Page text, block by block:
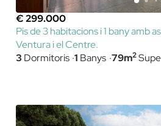
€ 299.000
Pis de 3 habitacions i 1 bany amb
Ventura i el Centre.
3 Dormitoris 1 Banys 79m2